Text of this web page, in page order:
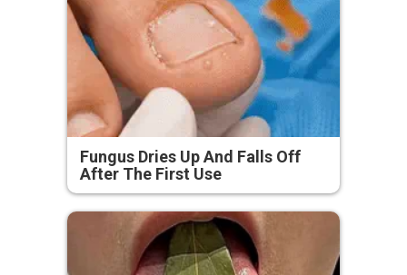
Fungus Dries Up And Falls Off
After The First Use